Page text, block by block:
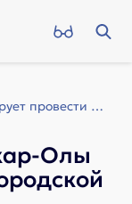
Администрация Йошкар-Олы планирует провести городской субботник
Олы